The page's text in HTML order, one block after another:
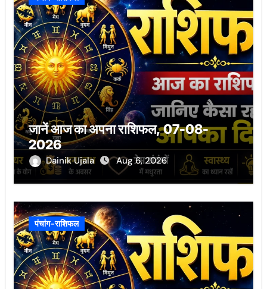
जानें आज का अपना राशिफल, 07-08-
2026
Dainik Ujala Aug 6, 2026
पंचांग-राशिफल